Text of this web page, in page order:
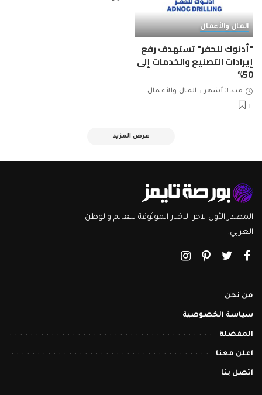
المال والأعمال
"أدنوك للحفر" تستهدف رفع
إيرادات التصنيع والخدمات إلى
50%
منذ 3 أشهر المال والأعمال
عرض المزيد
المصدر الأول لاخر الاخبار الموثوقة للعالم والوطن
العربي.
من نحن
سياسة الخصوصية
المفضلة
اعلن معنا
اتصل بنا